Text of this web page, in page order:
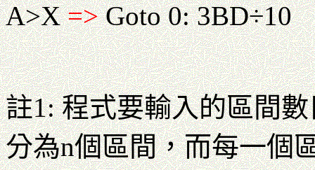
A>X=>Goto 0: 3BD÷10
註1: 程式要輸入的區間
分為n個區間，而每一個